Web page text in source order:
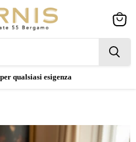
qualsiasi esigenza
cart